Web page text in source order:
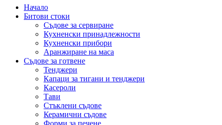
Начало
Битови стоки
Съдове за сервиране
Кухненски принадлежности
Кухненски прибори
Аранжиране на маса
Съдове за готвене
Тенджери
Капаци за тигани и тенджери
Касероли
Тави
Стъклени съдове
Керамични съдове